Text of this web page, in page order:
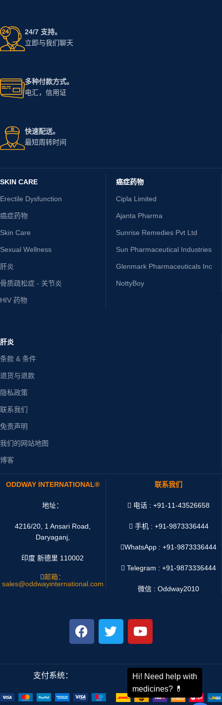
24/7 支持。
立即与我们聊天
多种付款方式。
电汇，信用证
快速配送。
最短周转时间
SKIN CARE
Erectile Dysfunction
癌症药物
Skin Care
Sexual Wellness
肝炎
骨质疏松症 - 关节炎
HIV 药物
癌症药物
Cipla Limited
Ajanta Pharma
Sunrise Remedies Pvt Ltd
Sun Pharmaceutical Industries
Glenmark Pharmaceuticals Inc
NottyBoy
肝炎
条款 & 条件
退货与退款
隐私政策
联系我们
免责声明
我们的网站地图
博客
ODDWAY INTERNATIONAL®
地址：
4216/20, 1 Ansari Road,
Daryaganj,
印度 新德里 110002
邮箱：
sales@oddwayinternational.com
联系我们
电话 : +91-11-43526658
手机 : +91-9873336444
WhatsApp :+91-9873336444
Telegram : +91-9873336444
微信 : Oddway2010
支付系统： 运输系统：